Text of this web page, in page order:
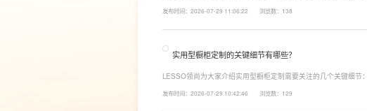
同，机型需搭载多档精准控温功能，45℃低温冲奶、85℃泡辅食
发布时间：2026-07-29 11:06:22 浏览数：138
实用型橱柜定制的关键细节有哪些？
LESSO领尚为大家介绍实用型橱柜定制需要关注的几个关键细节
柜、地柜、高柜等收纳空间，并配置抽屉分区、拉篮、转角收纳等
发布时间：2026-07-29 10:42:46 浏览数：129